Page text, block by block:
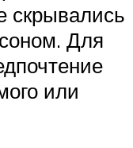
скрывались
Для
или